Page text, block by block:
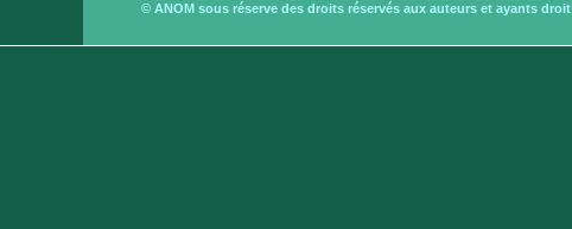
© ANOM sous réserve des droits réservés aux auteurs et ayants droit